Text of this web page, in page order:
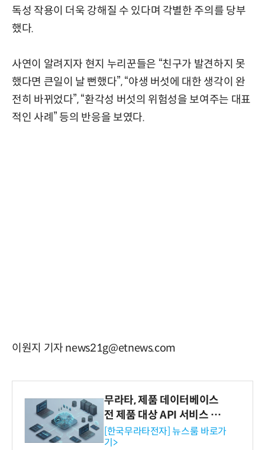
독성 작용이 더욱 강해질 수 있다며 각별한 주의를 당부
했다.
사연이 알려지자 현지 누리꾼들은 “친구가 발견하지 못
했다면 큰일이 날 뻔했다”, “야생 버섯에 대한 생각이 완
전히 바뀌었다”, “환각성 버섯의 위험성을 보여주는 대표
적인 사례” 등의 반응을 보였다.
이원지 기자 news21g@etnews.com
무라타, 제품 데이터베이스
전 제품 대상 API 서비스 제
공…73개 제품 카테고리로
확대
[한국무라타전자] 뉴스룸 바로가
기>